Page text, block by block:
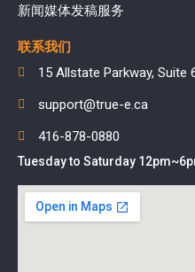
新闻媒体发稿服务
联系我们
15 Allstate Parkway, Suite
support@true-e.ca
416-878-0880
Tuesday to Saturday